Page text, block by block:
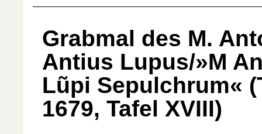
Grabmal des M.
Antius Lupus/»M
Lũpi Sepulchrum«
1679, Tafel XVIII)